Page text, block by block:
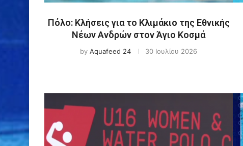
Πόλο: Κλήσεις για το Κλιμάκιο της Εθνικής
Νέων Ανδρών στον Άγιο Κοσμά
by Aquafeed 24 30 Ιουλίου 2026